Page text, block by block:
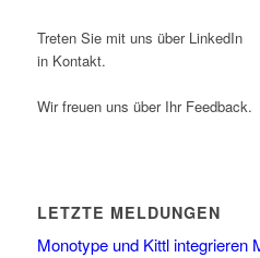
Treten Sie mit uns über LinkedIn
in Kontakt.
Wir freuen uns über Ihr Feedback.
LETZTE MELDUNGEN
Monotype und Kittl integrieren